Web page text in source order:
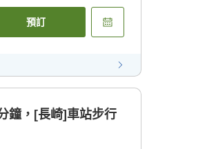
預訂
鐘，[長崎]車站步行